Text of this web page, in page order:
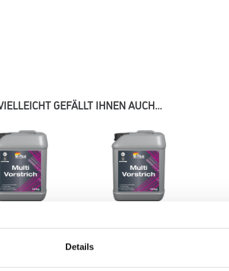
Details
GEFÄLLT IHNEN AUCH...
10,0
MPlus MultiVorstrich 5,0 kg